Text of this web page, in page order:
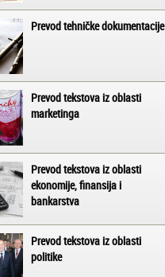
Prevod tehničke dokumentacije
Prevod tekstova iz oblasti
marketinga
Prevod tekstova iz oblasti
ekonomije, finansija i
bankarstva
Prevod tekstova iz oblasti
politike